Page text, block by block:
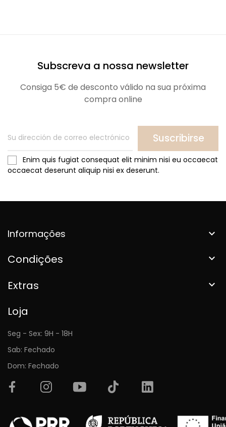
Subscreva a nossa newsletter
Consiga 5€ de desconto válido na sua próxima
compra online
Suscribirse
Enim quis fugiat consequat elit minim nisi eu occaecat
occaecat deserunt aliquip nisi ex deserunt.
Informações 
Condições 
Extras 
Loja
Seg - Sex: 9H - 18H
Sab: Fechado
Dom: Fechado